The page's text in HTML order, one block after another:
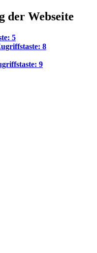
der Webseite
5
8
9